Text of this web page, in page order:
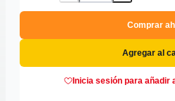
Comprar
Agregar al
Inicia sesión para añadir